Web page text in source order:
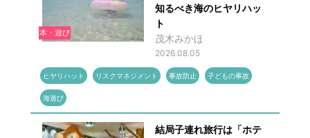
本・遊び
知るべき海のヒヤリハッ
ト
茂木みかほ
2026.08.05
ヒヤリハット リスクマネジメント 事故防止 子どもの事故
海遊び
結局子連れ旅行は「ホテ